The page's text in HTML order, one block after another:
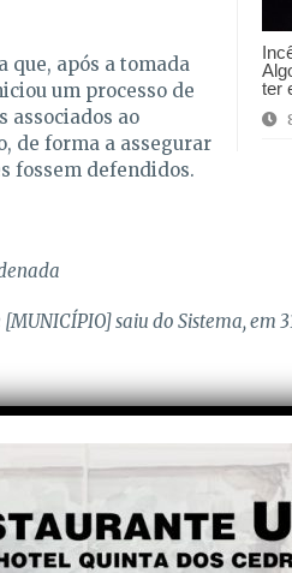
ter
que, após a tomada
um processo de
associados ao
de forma a assegurar
fossem defendidos.
saiu do Sistema, em
que se apurar caber-lhe,
capital da Demandada,
a 31 de Dezembro de
accionista, exonerando-se.